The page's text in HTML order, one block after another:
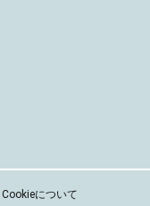
Cookieについて